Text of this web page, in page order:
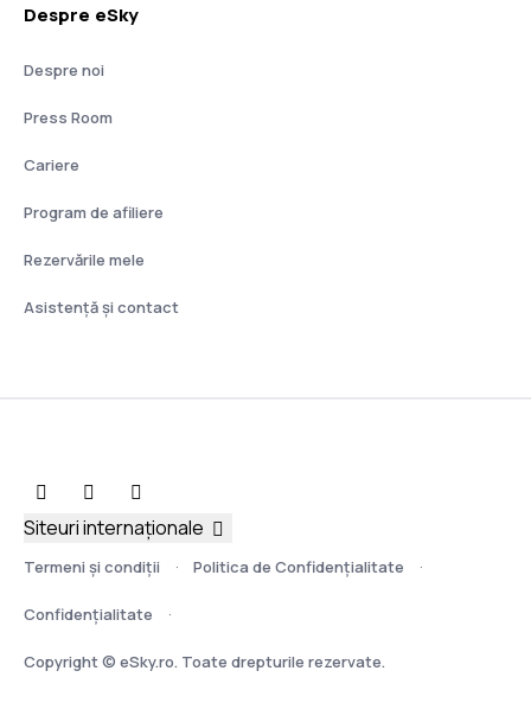
Despre eSky
Despre noi
Press Room
Cariere
Program de afiliere
Rezervările mele
Asistenţă şi contact
Termeni şi condiţii Politica de Confidențialitate
Confidențialitate
Copyright © eSky.ro. Toate drepturile rezervate.
Siteuri internaționale